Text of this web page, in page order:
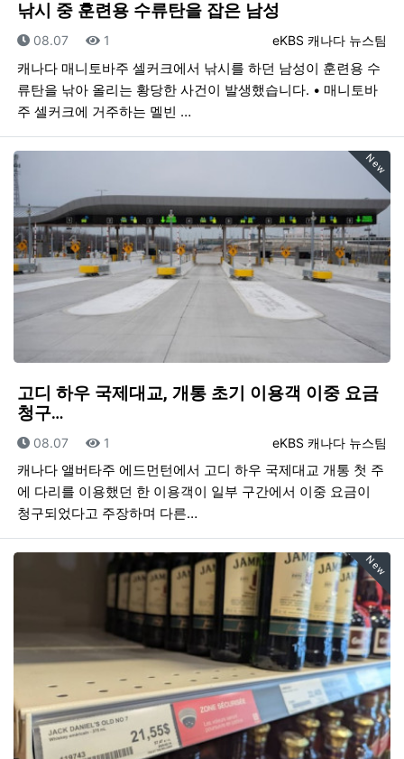
낚시 중 훈련용 수류탄을 잡은 남성
등록자
eKBS 캐나다 뉴스팀
등록일
08.07 조회
1
캐나다 매니토바주 셀커크에서 낚시를 하던 남성이 훈련용 수
류탄을 낚아 올리는 황당한 사건이 발생했습니다. • 매니토바
주 셀커크에 거주하는 멜빈 …
New
고디 하우 국제대교, 개통 초기 이용객 이중 요금
청구…
등록자
eKBS 캐나다 뉴스팀
등록일
08.07 조회
1
캐나다 앨버타주 에드먼턴에서 고디 하우 국제대교 개통 첫 주
에 다리를 이용했던 한 이용객이 일부 구간에서 이중 요금이
청구되었다고 주장하며 다른…
New